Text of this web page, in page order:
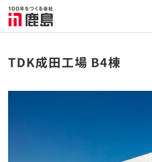
TDK成田工場 B4棟